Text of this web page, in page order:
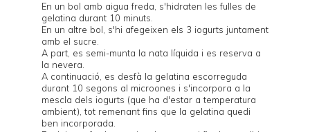
En un bol amb aigua freda, s'hidraten les fulles de
gelatina durant 10 minuts.
En un altre bol, s'hi afegeixen els 3 iogurts juntament
amb el sucre.
A part, es semi-munta la nata líquida i es reserva a
la nevera.
A continuació, es desfà la gelatina escorreguda
durant 10 segons al microones i s'incorpora a la
mescla dels iogurts (que ha d'estar a temperatura
ambient), tot remenant fins que la gelatina quedi
ben incorporada.